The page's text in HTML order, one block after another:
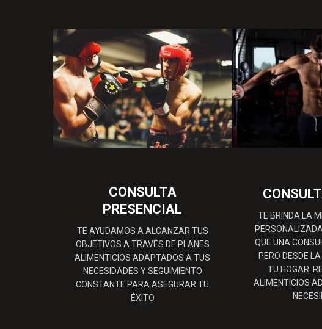
CONSULTA
PRESENCIAL
TE AYUDAMOS A ALCANZAR TUS
OBJETIVOS A TRAVÉS DE PLANES
ALIMENTICIOS ADAPTADOS A TUS
NECESIDADES Y SEGUIMIENTO
CONSTANTE PARA ASEGURAR TU
ÉXITO
TE BRINDA LA
QUE UNA
PERO DESDE
TU HOGAR.
ALIMENTICIOS